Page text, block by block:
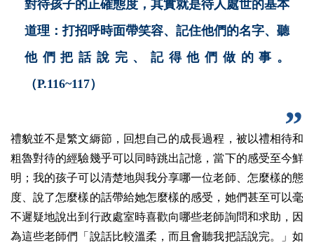
對待孩子的正確態度，其實就是待人處世的基本
道理：打招呼時面帶笑容、記住他們的名字、聽
他們把話說完、記得他們做的事。
（P.116~117）
禮貌並不是繁文縟節，回想自己的成長過程，被以禮相待和
粗魯對待的經驗幾乎可以同時跳出記憶，當下的感受至今鮮
明；我的孩子可以清楚地與我分享哪一位老師、怎麼樣的態
度、說了怎麼樣的話帶給她怎麼樣的感受，她們甚至可以毫
不遲疑地說出到行政處室時喜歡向哪些老師詢問和求助，因
為這些老師們「說話比較溫柔，而且會聽我把話說完。」如